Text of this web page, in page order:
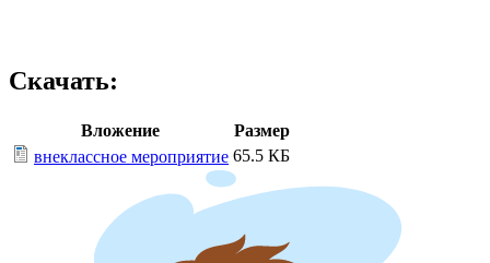
Скачать:
Вложение
Размер
внеклассное мероприятие 65.5 КБ